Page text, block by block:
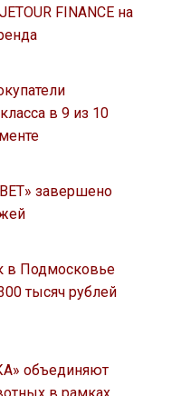
FINANCE на
в 9 из 10
завершено
в Подмосковье
тысяч рублей
объединяют